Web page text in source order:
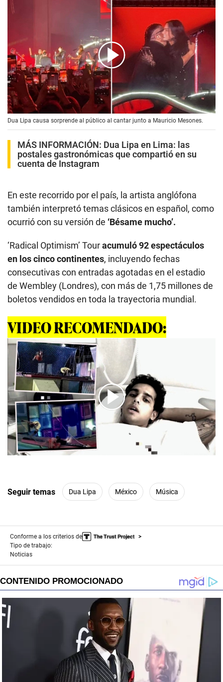
00:00/ 03:38
Dua Lipa causa sorprende al público al cantar junto a Mauricio Mesones.
MÁS INFORMACIÓN: Dua Lipa en Lima: las
postales gastronómicas que compartió en su
cuenta de Instagram
En este recorrido por el país, la artista anglófona
también interpretó temas clásicos en español, como
ocurrió con su versión de ‘Bésame mucho’.
‘Radical Optimism’ Touracumuló 92 espectáculos
en los cinco continentes, incluyendo fechas
consecutivas con entradas agotadas en el estadio
de Wembley (Londres), con más de 1,75 millones de
boletos vendidos en toda la trayectoria mundial.
VIDEO RECOMENDADO:
00:00/03:22
Seguir temas Dua Lipa México Música
Conforme a los criterios de
Tipo de trabajo:
Noticias